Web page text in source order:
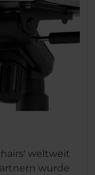
weltweit
wurde